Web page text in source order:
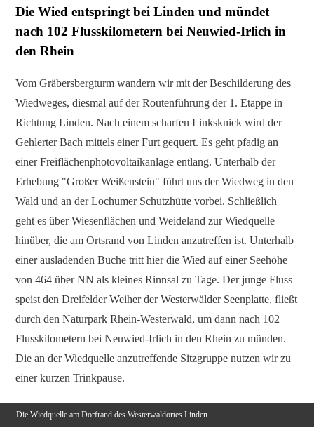
Die Wied entspringt bei Linden und mündet
nach 102 Flusskilometern bei Neuwied-Irlich in
den Rhein
Vom Gräbersbergturm wandern wir mit der Beschilderung des
Wiedweges, diesmal auf der Routenführung der 1. Etappe in
Richtung Linden. Nach einem scharfen Linksknick wird der
Gehlerter Bach mittels einer Furt gequert. Es geht pfadig an
einer Freiflächenphotovoltaikanlage entlang. Unterhalb der
Erhebung "Großer Weißenstein" führt uns der Wiedweg in den
Wald und an der Lochumer Schutzhütte vorbei. Schließlich
geht es über Wiesenflächen und Weideland zur Wiedquelle
hinüber, die am Ortsrand von Linden anzutreffen ist. Unterhalb
einer ausladenden Buche tritt hier die Wied auf einer Seehöhe
von 464 über NN als kleines Rinnsal zu Tage. Der junge Fluss
speist den Dreifelder Weiher der Westerwälder Seenplatte, fließt
durch den Naturpark Rhein-Westerwald, um dann nach 102
Flusskilometern bei Neuwied-Irlich in den Rhein zu münden.
Die an der Wiedquelle anzutreffende Sitzgruppe nutzen wir zu
einer kurzen Trinkpause.
Die Wiedquelle am Dorfrand des Westerwaldortes Linden